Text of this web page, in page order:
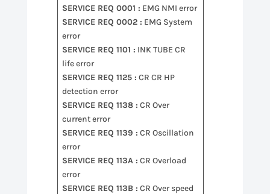
SERVICE REQ 0001 : EMG NMI error
SERVICE REQ 0002 : EMG System
error
SERVICE REQ 1101 : INK TUBE CR
life error
SERVICE REQ 1125 : CR CR HP
detection error
SERVICE REQ 1138 : CR Over
current error
SERVICE REQ 1139 : CR Oscillation
error
SERVICE REQ 113A : CR Overload
error
SERVICE REQ 113B : CR Over speed